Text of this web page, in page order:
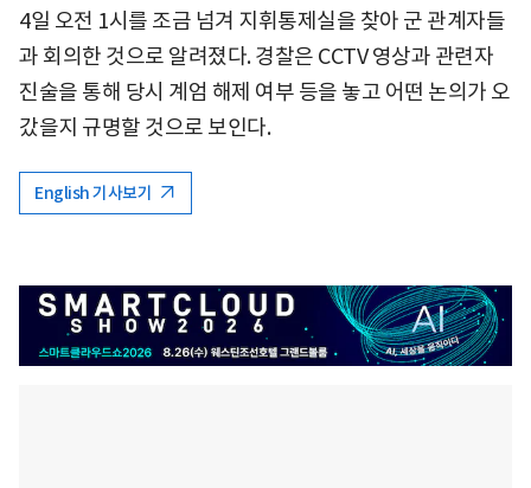
4일 오전 1시를 조금 넘겨 지휘통제실을 찾아 군 관계자들
과 회의한 것으로 알려졌다. 경찰은 CCTV 영상과 관련자
진술을 통해 당시 계엄 해제 여부 등을 놓고 어떤 논의가 오
갔을지 규명할 것으로 보인다.
English 기사보기